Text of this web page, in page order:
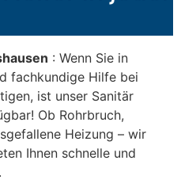
: Wenn Sie in
fachkundige Hilfe bei
ist unser Sanitär
Ob Rohrbruch,
Heizung – wir
Ihnen schnelle und